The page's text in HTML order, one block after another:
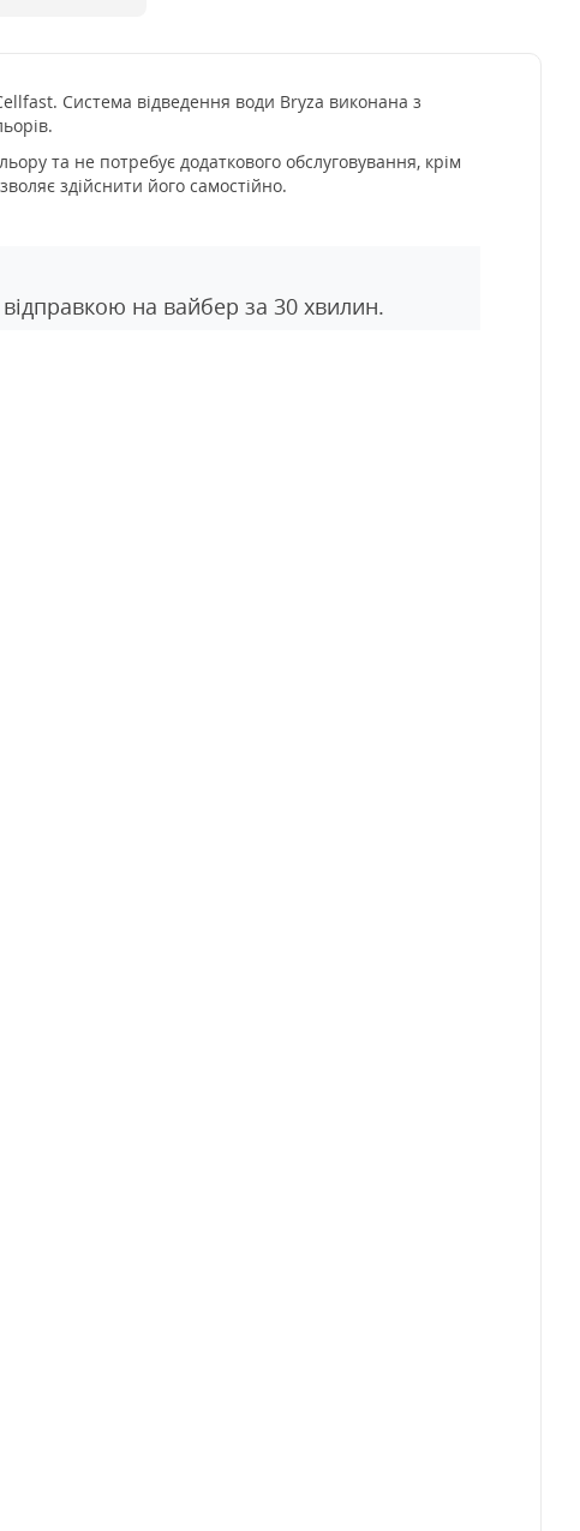
Система відведення води Bryza виконана з
та не потребує додаткового обслуговування, крім
здійснити його самостійно.
на вайбер за 30 хвилин.